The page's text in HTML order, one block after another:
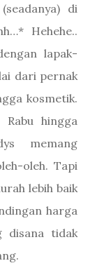
di
Hehehe..
lapak-
dari pernak
kosmetik.
hingga
memang
oleh. Tapi
lebih baik
harga
disana tidak